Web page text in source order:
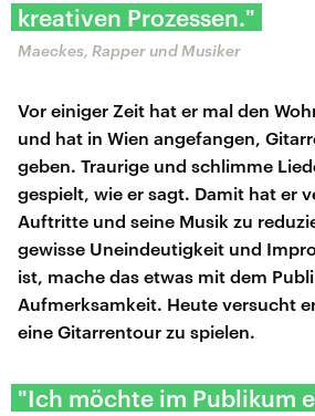
kreativen Prozessen."
Maeckes, Rapper und Musiker
Vor einiger Zeit hat er mal den
und hat in Wien angefangen,
geben. Traurige und schlimme
gespielt, wie er sagt. Damit hat er
Auftritte und seine Musik zu
gewisse Uneindeutigkeit und
ist, mache das etwas mit dem
Aufmerksamkeit. Heute versucht
eine Gitarrentour zu spielen.
"Ich möchte im Publikum